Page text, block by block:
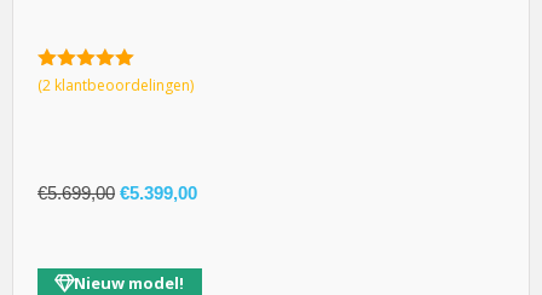
5.00van 5
(2klantbeoordelingen)
€5.699,00 €5.399,00
Nieuw model!